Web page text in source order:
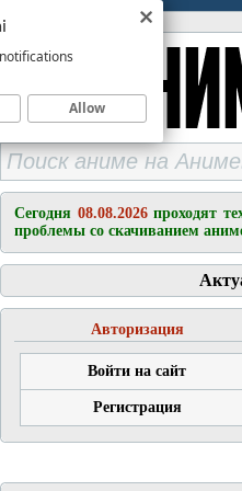
Сегодня 08.08.2026проходят
проблемы со скачиванием
Авторизация
Войти на сайт
Регистрация
Allow